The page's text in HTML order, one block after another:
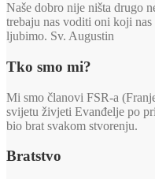
Naše dobro nije ništa drugo
trebaju nas voditi oni koji
ljubimo. Sv. Augustin
Tko smo mi?
Mi smo članovi FSR-a
svijetu živjeti Evanđelje po
bio brat svakom stvorenju.
Bratstvo